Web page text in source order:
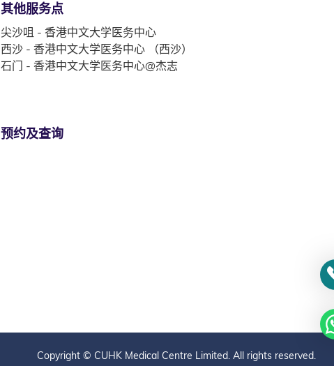
其他服务点
尖沙咀 - 香港中文大学医务中心
西沙 - 香港中文大学医务中心 （西沙）
石门 - 香港中文大学医务中心@杰志
预约及查询
Copyright © CUHK Medical Centre Limited. All rights reserved.